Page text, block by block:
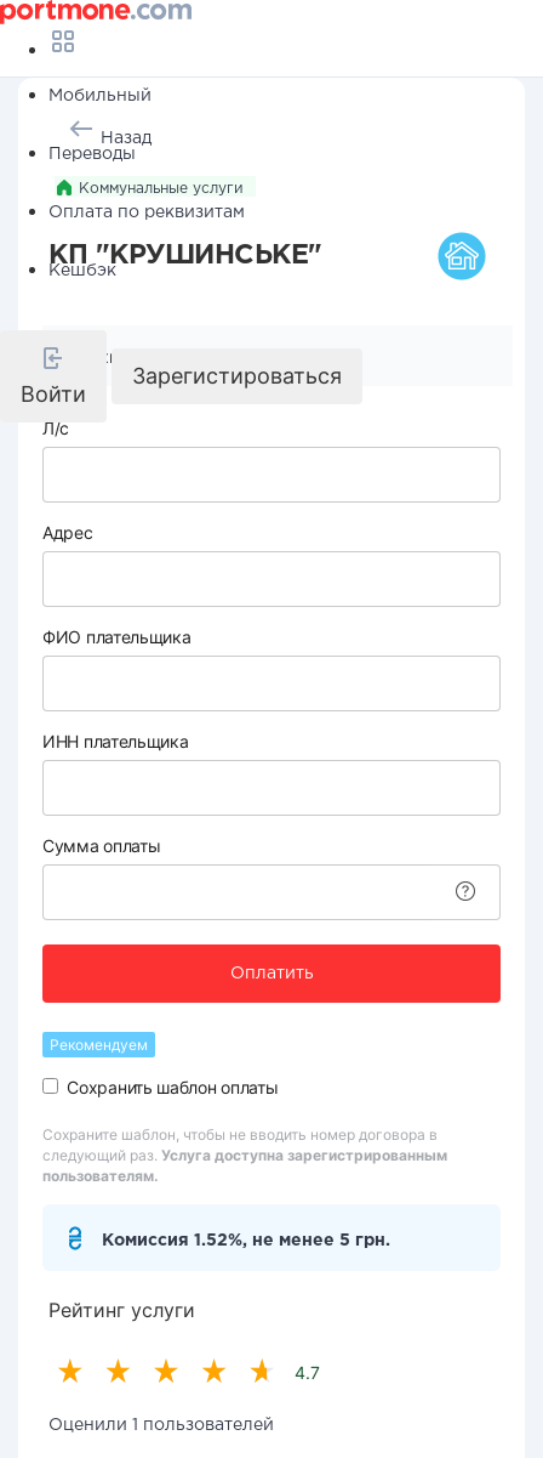
Мобильный
Переводы
Оплата по реквизитам
Кешбэк
Войти
Зарегистироваться
Назад
Коммунальные услуги
КП "КРУШИНСЬКЕ"
Реквизиты компании
Л/с
Адрес
ФИО плательщика
ИНН плательщика
Сумма оплаты
Оплатить
Рекомендуем
Сохранить шаблон оплаты
Сохраните шаблон, чтобы не вводить номер договора в
следующий раз. Услуга доступна зарегистрированным
пользователям.
Комиссия 1.52%, не менее 5 грн.
Рейтинг услуги
4.7
Оценили 1 пользователей